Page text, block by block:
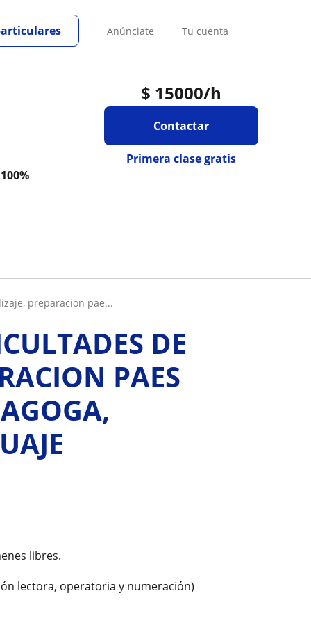
Anúnciate Tu cuenta
$ 15000/h
Contactar
Primera clase gratis
100%
preparacion pae...
DE
PAES
libres.
lectora, operatoria y numeración)